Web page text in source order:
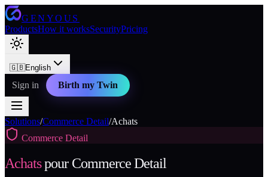
GENYOUS
ProductsHow it worksSecurityPricing
🇬🇧English
Sign in Birth my Twin
Solutions/Commerce Detail/Achats
Commerce Detail
Achatspour Commerce Detail